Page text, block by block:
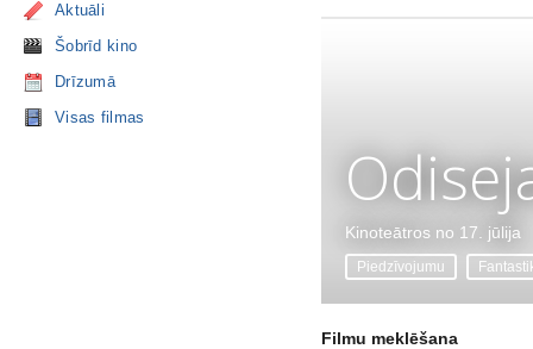
Aktuāli
Šobrīd kino
Drīzumā
Visas filmas
Kinoteātros no 17. jūlija
Piedzīvojumu
Filmu meklēšana